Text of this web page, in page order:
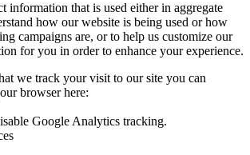
information that is used either in aggregate
how our website is being used or how
campaigns are, or to help us customize our
for you in order to enhance your experience.
we track your visit to our site you can
browser here:
Google Analytics tracking.